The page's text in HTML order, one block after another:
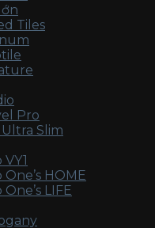
Tiles
Pro
Slim
HOME
LIFE